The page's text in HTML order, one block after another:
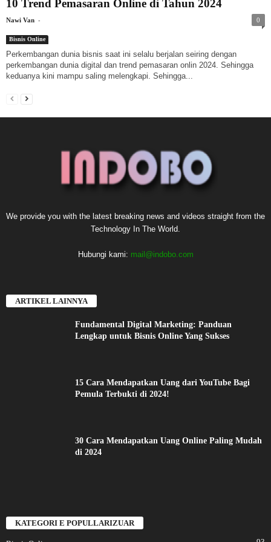
10 Trend Pemasaran Online di Tahun 2024
Nawi Van - 0
Bisnis Online
Perkembangan dunia bisnis saat ini selalu berjalan seiring dengan
perkembangan dunia digital dan trend pemasaran onlin 2024. Sehingga
keduanya kini mampu saling melengkapi. Sehingga...
We provide you with the latest breaking news and videos straight from the
Technology In The World.
Hubungi kami: mail@indobo.com
ARTIKEL LAINNYA
Fundamental Digital Marketing: Panduan
Lengkap untuk Bisnis Online Yang Sukses
15 Cara Mendapatkan Uang dari YouTube Bagi
Pemula Terbukti di 2024!
30 Cara Mendapatkan Uang Online Paling Mudah
di 2024
KATEGORI E POPULLARIZUAR